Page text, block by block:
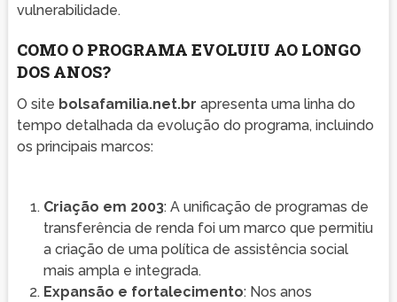
vulnerabilidade.
COMO O PROGRAMA EVOLUIU AO LONGO
DOS ANOS?
O site bolsafamilia.net.br apresenta uma linha do
tempo detalhada da evolução do programa, incluindo
os principais marcos:
Criação em 2003: A unificação de programas de
transferência de renda foi um marco que permitiu
a criação de uma política de assistência social
mais ampla e integrada.
Expansão e fortalecimento: Nos anos